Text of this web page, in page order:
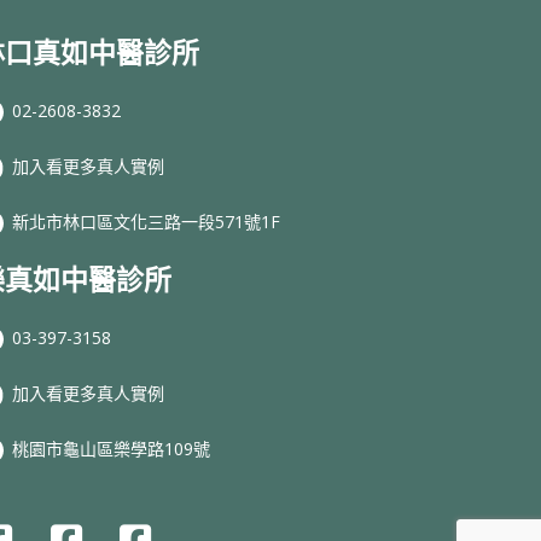
真如中醫診所
02-2608-3832
加入看更多真人實例
新北市林口區文化三路一段571號1F
如中醫診所
03-397-3158
加入看更多真人實例
桃園市龜山區樂學路109號